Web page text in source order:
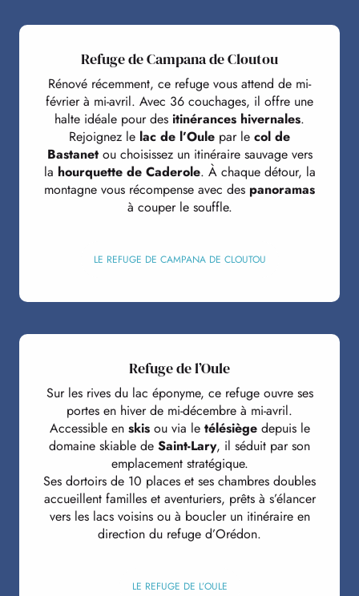
Refuge de Campana de Cloutou
Rénové récemment, ce refuge vous attend de mi-
février à mi-avril. Avec 36 couchages, il offre une
halte idéale pour des itinérances hivernales.
Rejoignez le lac de l’Oule par le col de
Bastanetou choisissez un itinéraire sauvage vers
la hourquette de Caderole. À chaque détour, la
montagne vous récompense avec des panoramas
à couper le souffle.
LE REFUGE DE CAMPANA DE CLOUTOU
Refuge de l’Oule
Sur les rives du lac éponyme, ce refuge ouvre ses
portes en hiver de mi-décembre à mi-avril.
Accessible en skisou via le télésiègedepuis le
domaine skiable de Saint-Lary, il séduit par son
emplacement stratégique.
Ses dortoirs de 10 places et ses chambres doubles
accueillent familles et aventuriers, prêts à s’élancer
vers les lacs voisins ou à boucler un itinéraire en
direction du refuge d’Orédon.
LE REFUGE DE L’OULE